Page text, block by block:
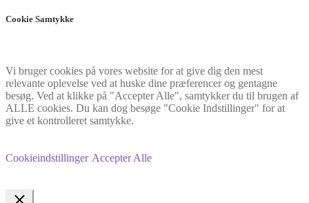
Cookie Samtykke
Vi bruger cookies på vores website for at give dig den mest
relevante oplevelse ved at huske dine præferencer og gentagne
besøg. Ved at klikke på "Accepter Alle", samtykker du til brugen af
ALLE cookies. Du kan dog besøge "Cookie Indstillinger" for at
give et kontrolleret samtykke.
Cookieindstillinger Accepter Alle